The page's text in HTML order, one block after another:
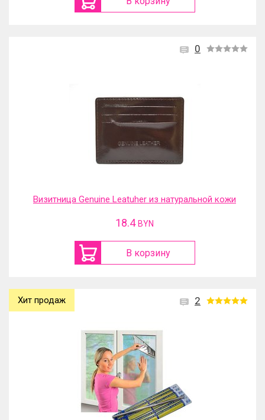
0
Визитница Genuine Leatuher из натуральной кожи
18.4 BYN
В корзину
2
Хит продаж